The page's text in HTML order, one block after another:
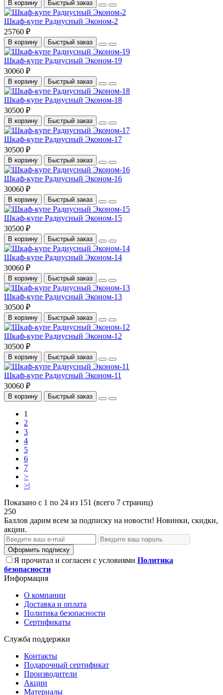
В корзину Быстрый заказ
Шкаф-купе Радиусный Эконом-2
25760 ₽
В корзину Быстрый заказ
Шкаф-купе Радиусный Эконом-19
30060 ₽
В корзину Быстрый заказ
Шкаф-купе Радиусный Эконом-18
30500 ₽
В корзину Быстрый заказ
Шкаф-купе Радиусный Эконом-17
30500 ₽
В корзину Быстрый заказ
Шкаф-купе Радиусный Эконом-16
30060 ₽
В корзину Быстрый заказ
Шкаф-купе Радиусный Эконом-15
30500 ₽
В корзину Быстрый заказ
Шкаф-купе Радиусный Эконом-14
30060 ₽
В корзину Быстрый заказ
Шкаф-купе Радиусный Эконом-13
30500 ₽
В корзину Быстрый заказ
Шкаф-купе Радиусный Эконом-12
30500 ₽
В корзину Быстрый заказ
Шкаф-купе Радиусный Эконом-11
30060 ₽
В корзину Быстрый заказ
1
2
3
4
5
6
7
>
>|
Показано с 1 по 24 из 151 (всего 7 страниц)
250
Баллов дарим всем за подписку на новости! Новинки, скидки,
акции.
Оформить подписку
Я прочитал и согласен с условиями Политика
безопасности
Информация
О компании
Доставка и оплата
Политика безопасности
Сертификаты
Служба поддержки
Контакты
Подарочный сертификат
Производители
Акции
Материалы